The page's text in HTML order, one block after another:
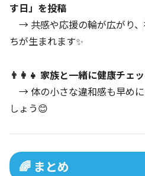
す日」を投稿
→ 共感や応援の輪が広がり
ちが生まれます✨
👨‍👩‍👧 家族と一緒に健康チェ
→ 体の小さな違和感も早め
しょう😊
🌈 まとめ